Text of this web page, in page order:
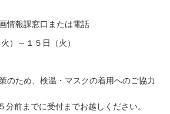
情報課窓口または電話
）～１５日（火）
のため、検温・マスクの着用へのご協力
前までに受付までお越しください。